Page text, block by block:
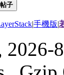
子
|手機版|